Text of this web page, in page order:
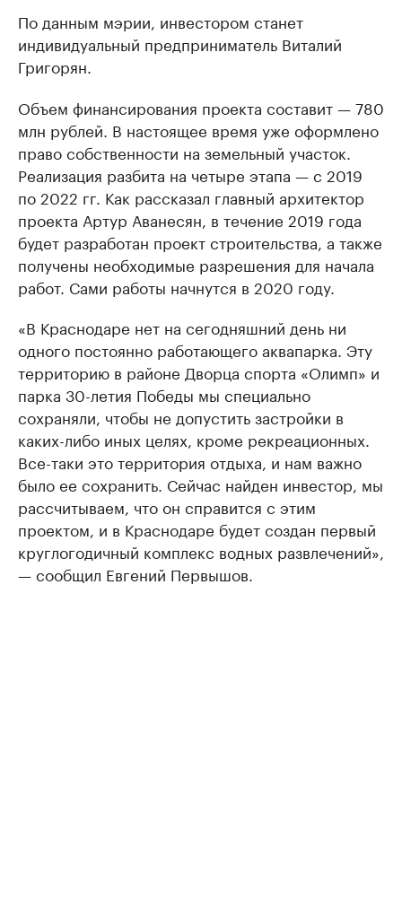
По данным мэрии, инвестором станет
индивидуальный предприниматель Виталий
Григорян.
Объем финансирования проекта составит — 780
млн рублей. В настоящее время уже оформлено
право собственности на земельный участок.
Реализация разбита на четыре этапа — с 2019
по 2022 гг. Как рассказал главный архитектор
проекта Артур Аванесян, в течение 2019 года
будет разработан проект строительства, а также
получены необходимые разрешения для начала
работ. Сами работы начнутся в 2020 году.
«В Краснодаре нет на сегодняшний день ни
одного постоянно работающего аквапарка. Эту
территорию в районе Дворца спорта «Олимп» и
парка 30-летия Победы мы специально
сохраняли, чтобы не допустить застройки в
каких-либо иных целях, кроме рекреационных.
Все-таки это территория отдыха, и нам важно
было ее сохранить. Сейчас найден инвестор, мы
рассчитываем, что он справится с этим
проектом, и в Краснодаре будет создан первый
круглогодичный комплекс водных развлечений»,
— сообщил Евгений Первышов.